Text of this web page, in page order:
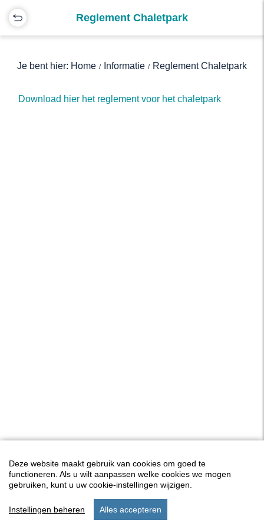
Reglement Chaletpark
Je bent hier: Home Informatie Reglement Chaletpark
Download hier het reglement voor het chaletpark
start
Deze website maakt gebruik van cookies om goed te
functioneren. Als u wilt aanpassen welke cookies we mogen
gebruiken, kunt u uw cookie-instellingen wijzigen.
Instellingen beheren Alles accepteren